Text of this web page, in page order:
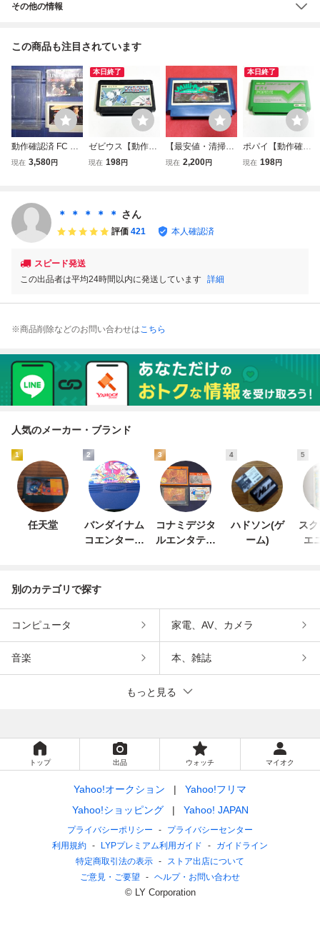
その他の情報
この商品も注目されています
動作確認済 FC フ
ァミコン アンタッ
ALT-U6 ソフトと
説明書のみ
現在 3,580円
本日終了
ゼビウス【動作確
認済】８本まで同
現在 198円
【最安値・清掃＆
動作確認済】FC
現在 2,200円
本日終了
ポパイ【動作確認
済】８本まで同梱
現在 198円
＊ ＊ ＊ ＊ ＊ さん
評価 421 本人確認済
スピード発送
この出品者は平均24時間以内に発送しています 詳細
※商品削除などのお問い合わせはこちら
人気のメーカー・ブランド
1
任天堂
2
バンダイナム
コエンターテ
3
コナミデジタ
ルエンタテイ
4
ハドソン(ゲ
ーム)
5
ス
エ
別のカテゴリで探す
コンピュータ 家電、AV、カメラ
音楽 本、雑誌
もっと見る
トップ 出品 ウォッチ マイオク
Yahoo!オークション
Yahoo!フリマ
Yahoo!ショッピング
Yahoo! JAPAN
プライバシーポリシー
プライバシーセンター
利用規約
LYPプレミアム利用ガイド
ガイドライン
特定商取引法の表示
ストア出店について
ご意見・ご要望
ヘルプ・お問い合わせ
© LY Corporation